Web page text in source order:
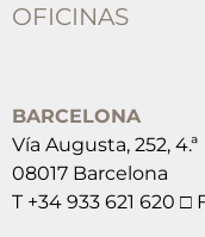
OFICINAS
BARCELONA
Vía Augusta, 252, 4.ª
08017 Barcelona
T +34 933 621 620 □